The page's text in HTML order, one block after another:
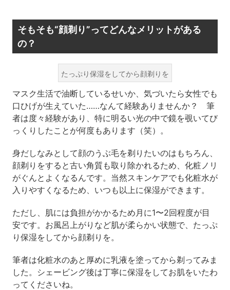
そもそも“顔剃り”ってどんなメリットがある
の？
たっぷり保湿をしてから顔剃りを
マスク生活で油断しているせいか、気づいたら女性でも
口ひげが生えていた……なんて経験ありませんか？ 筆
者は度々経験があり、特に明るい光の中で鏡を覗いてび
っくりしたことが何度もあります（笑）。
身だしなみとして顔のうぶ毛を剃りたいのはもちろん、
顔剃りをすると古い角質も取り除かれるため、化粧ノリ
がぐんとよくなるんです。当然スキンケアでも化粧水が
入りやすくなるため、いつも以上に保湿ができます。
ただし、肌には負担がかかるため月に1〜2回程度が目
安です。お風呂上がりなど肌が柔らかい状態で、たっぷ
り保湿をしてから顔剃りを。
筆者は化粧水のあと厚めに乳液を塗ってから剃ってみま
した。シェービング後は丁寧に保湿をしてお肌をいたわ
ってくださいね。